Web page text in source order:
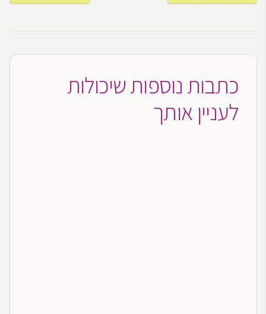
כתבות נוספות שיכולות
לעניין אותך